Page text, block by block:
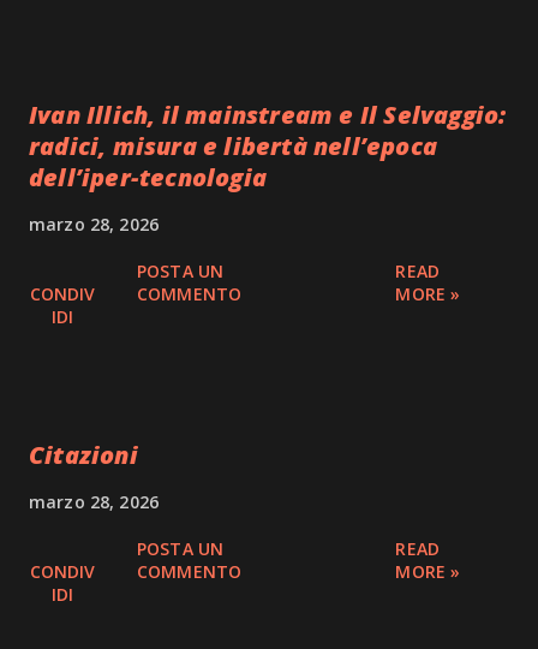
Ivan Illich, il mainstream e Il Selvaggio:
radici, misura e libertà nell’epoca
dell’iper-tecnologia
marzo 28, 2026
CONDIV
IDI
POSTA UN
COMMENTO
READ
MORE »
Citazioni
marzo 28, 2026
CONDIV
IDI
POSTA UN
COMMENTO
READ
MORE »